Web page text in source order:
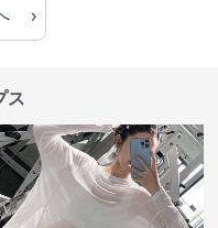
›
ス